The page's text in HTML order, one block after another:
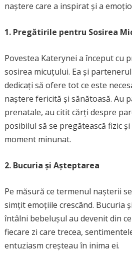
naștere care a inspirat și a
1. Pregătirile pentru Sosirea
Povestea Katerynei a început cu
sosirea micuțului. Ea și
dedicați să ofere tot ce este
naștere fericită și sănătoasă. Au
prenatale, au citit cărți despre
posibilul să se pregătească fizic
moment minunat.
2. Bucuria și Așteptarea
Pe măsură ce termenul nașterii
simțit emoțiile crescând. Bucuria
întâlni bebelușul au devenit din
fiecare zi care trecea,
entuziasm creșteau în inima ei.